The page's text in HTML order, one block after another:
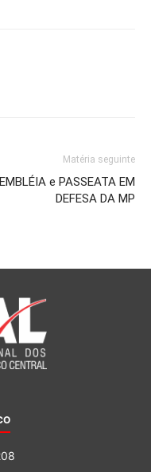
Matéria seguinte
e PASSEATA EM
DEFESA DA MP